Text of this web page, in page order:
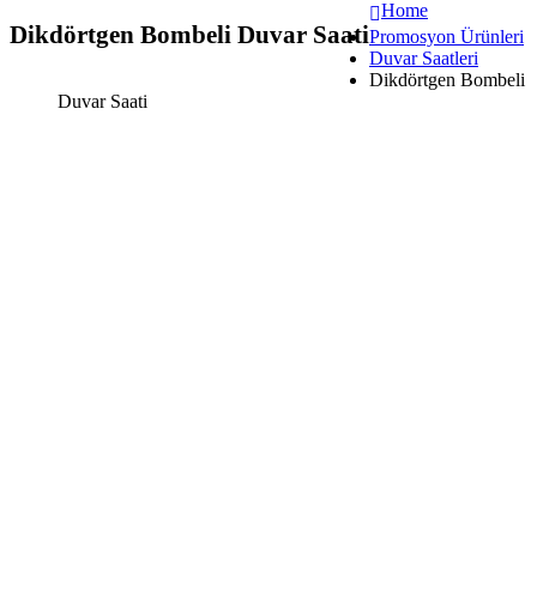
Dikdörtgen Bombeli Duvar Saati
Home
Promosyon Ürünleri
Duvar Saatleri
Dikdörtgen Bombeli
Duvar Saati